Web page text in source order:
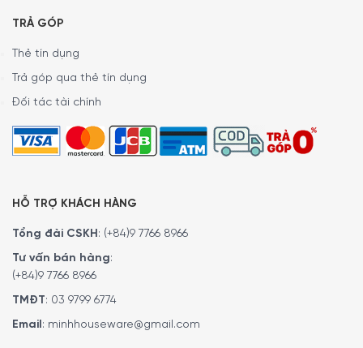
TRẢ GÓP
Thẻ tín dụng
Trả góp qua thẻ tín dụng
Đối tác tài chính
HỖ TRỢ KHÁCH HÀNG
Tổng đài CSKH: (+84)9 7766 8966
Tư vấn bán hàng:
(+84)9 7766 8966
TMĐT: 03 9799 6774
Email: minhhouseware@gmail.com